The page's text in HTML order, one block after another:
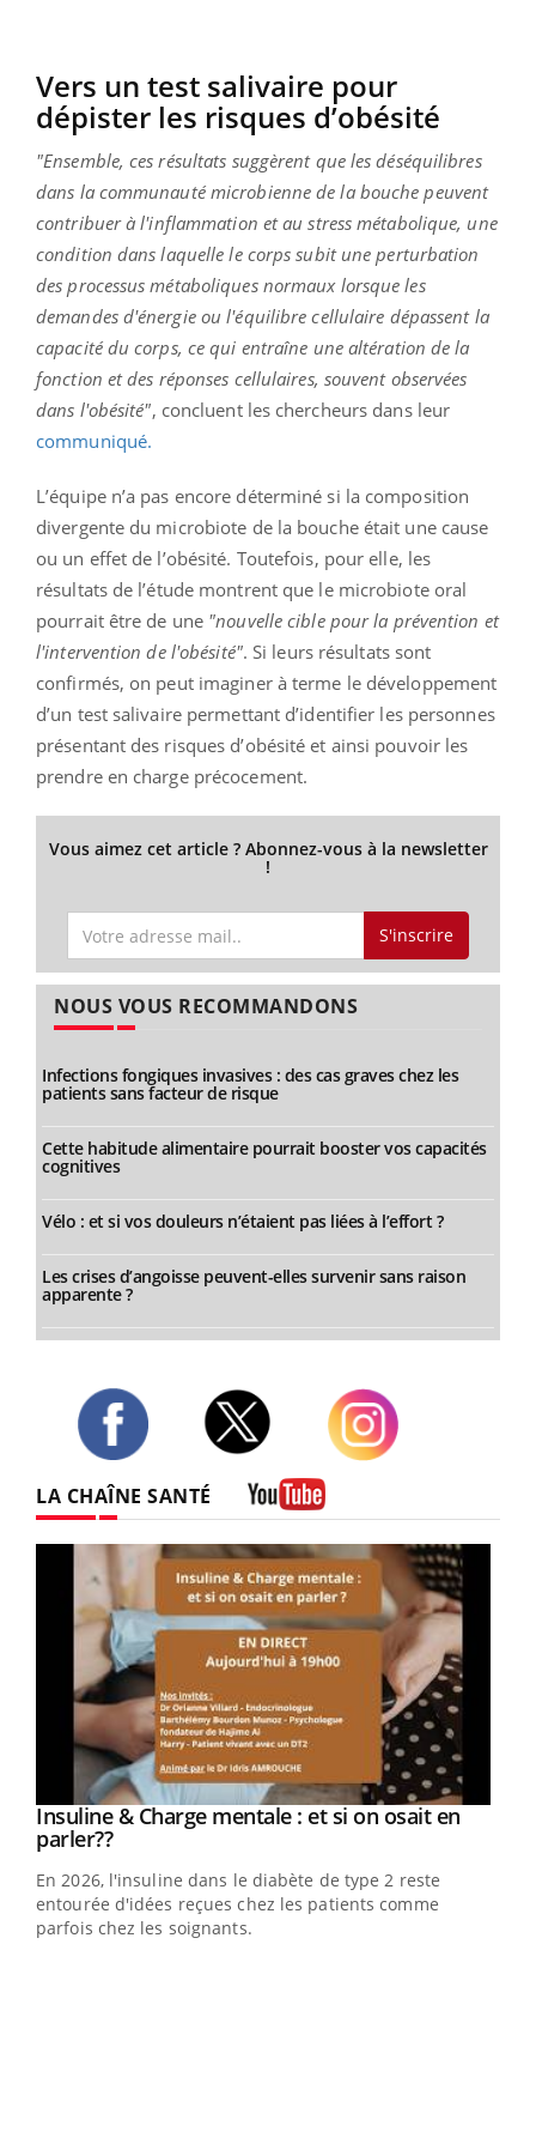
Vers un test salivaire pour
dépister les risques d’obésité
"Ensemble, ces résultats suggèrent que les déséquilibres
dans la communauté microbienne de la bouche peuvent
contribuer à l'inflammation et au stress métabolique, une
condition dans laquelle le corps subit une perturbation
des processus métaboliques normaux lorsque les
demandes d'énergie ou l'équilibre cellulaire dépassent la
capacité du corps, ce qui entraîne une altération de la
fonction et des réponses cellulaires, souvent observées
dans l'obésité", concluent les chercheurs dans leur
communiqué.
L’équipe n’a pas encore déterminé si la composition
divergente du microbiote de la bouche était une cause
ou un effet de l’obésité. Toutefois, pour elle, les
résultats de l’étude montrent que le microbiote oral
pourrait être de une "nouvelle cible pour la prévention et
l'intervention de l'obésité". Si leurs résultats sont
confirmés, on peut imaginer à terme le développement
d’un test salivaire permettant d’identifier les personnes
présentant des risques d’obésité et ainsi pouvoir les
prendre en charge précocement.
Vous aimez cet article ? Abonnez-vous à la newsletter
!
S'inscrire
NOUS VOUS RECOMMANDONS
Infections fongiques invasives : des cas graves chez les
patients sans facteur de risque
Cette habitude alimentaire pourrait booster vos capacités
cognitives
Vélo : et si vos douleurs n’étaient pas liées à l’effort ?
Les crises d’angoisse peuvent-elles survenir sans raison
apparente ?
LA CHAÎNE SANTÉ
Youtube
Insuline & Charge mentale : et si on osait en
parler??Youtube
En 2026, l'insuline dans le diabète de type 2 reste
entourée d'idées reçues chez les patients comme
parfois chez les soignants.